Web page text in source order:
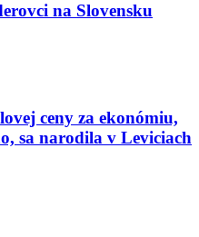
na Slovensku
ceny za ekonómiu,
sa narodila v Leviciach